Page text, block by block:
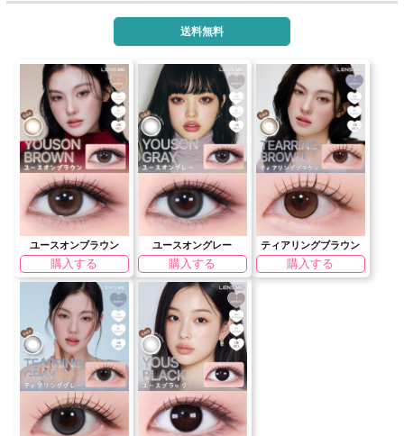
送料無料
ユースオンブラウン
購入する
ユースオングレー
購入する
ティアリングブラウン
購入する